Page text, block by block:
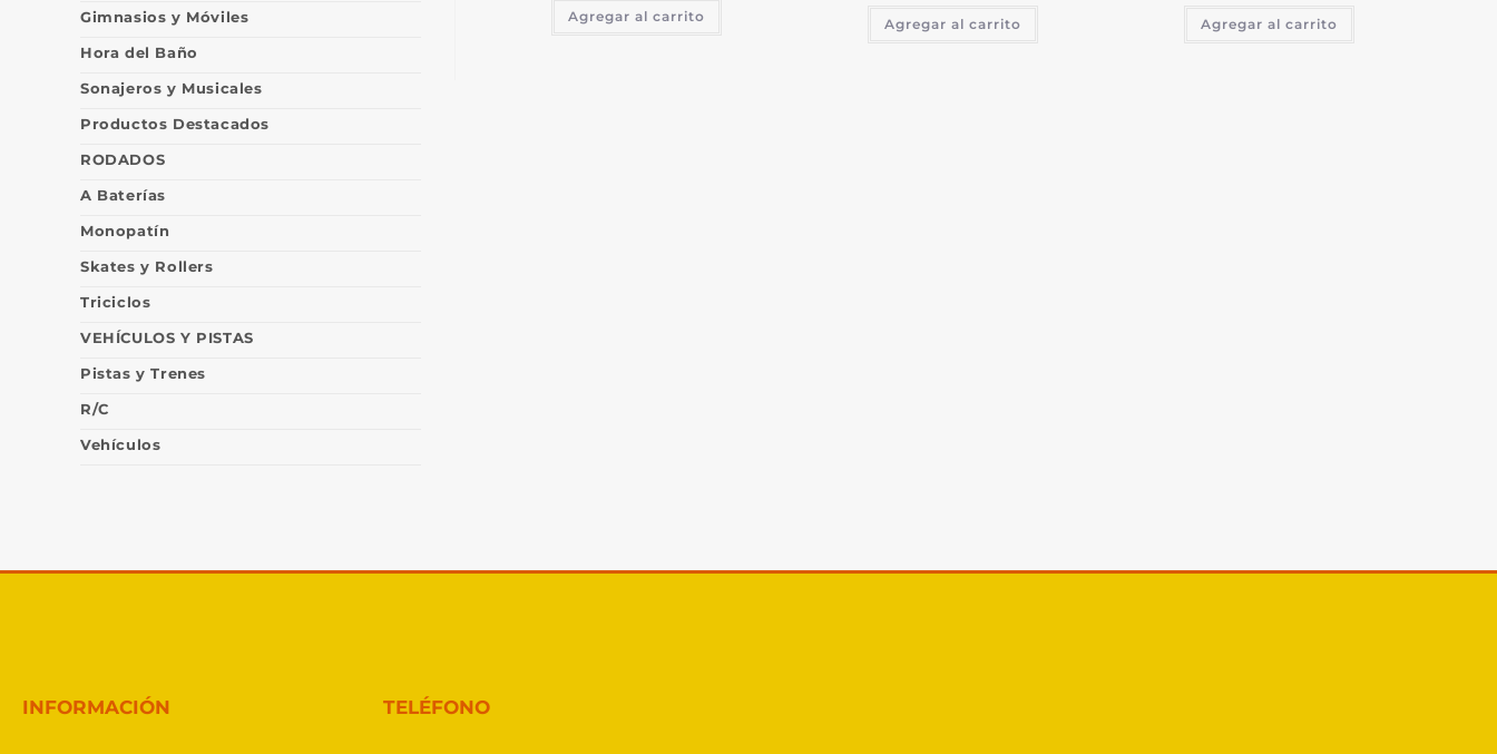
Agregar al carrito Agregar al carrito Agregar al carrito
Gimnasios y Móviles
Hora del Baño
Sonajeros y Musicales
Productos Destacados
RODADOS
A Baterías
Monopatín
Skates y Rollers
Triciclos
VEHÍCULOS Y PISTAS
Pistas y Trenes
R/C
Vehículos
INFORMACIÓN TELÉFONO